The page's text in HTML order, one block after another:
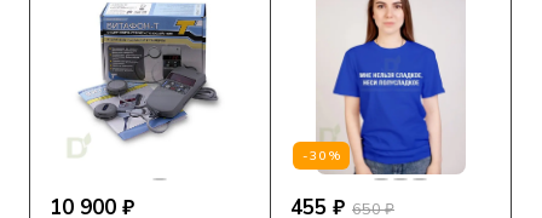
10 900 ₽
-30%
455 ₽ 650 ₽